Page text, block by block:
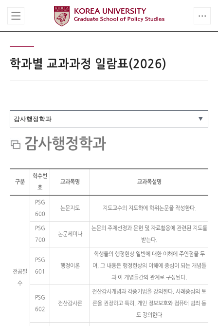
학과별 교과과정 일람표(2026)
감사행정학과
구분
학수번
호
교과목명 교과목설명
전공필
수
PSG
600
논문지도 지도교수의 지도하에 학위논문을 작성한다.
PSG
700
논문세미나
논문의 주제선정과 문헌 및 자료활용에 관련된 지도를
받는다.
PSG
601
행정이론
학생들의 행정현상 일반에 대한 이해에 주안점을 두
며, 그 내용은 행정현상의 이해에 중심이 되는 개념들
과 이 개념들간의 관계로 구성된다.
PSG
602
전산감사론
전산감사개념과 각종기법을 강의한다. 사례중심의 토
론을 권장하고 특히, 개인 정보보호와 컴퓨터 범죄 등
도 강의한다